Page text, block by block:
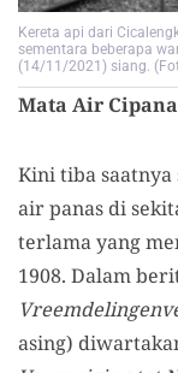
Kereta api dari
sementara beberapa
(14/11/2021) siang.
Mata Air
Kini tiba saatnya
air panas di
terlama yang
1908. Dalam
asing)